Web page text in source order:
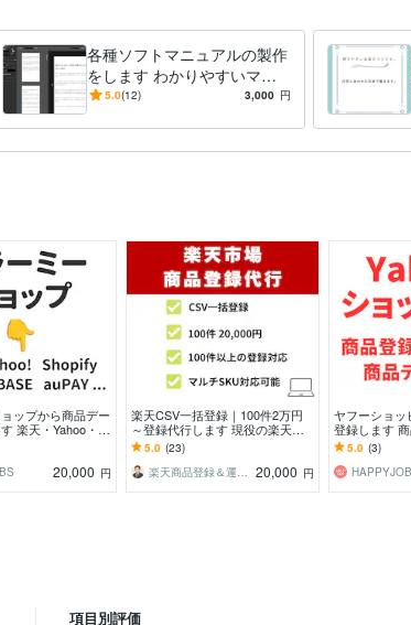
各種ソフトマニュアルの製作
をします わかりやすいマニ
ュアルが自慢です。
5.0(12) 3,000 円
ップから商品デー
楽天・Yahoo・Q
BASE など
20,000 円
楽天CSV一括登録｜100件2万円
～登録代行します 現役の楽天商
品担当者が大量登録やデータ移行
をスムーズに完了！
5.0 (23)
楽天商品登録＆運営サポート 20,000 円
ヤフーショッ
登録します
品登録代行
5.0 (3)
項目別評価